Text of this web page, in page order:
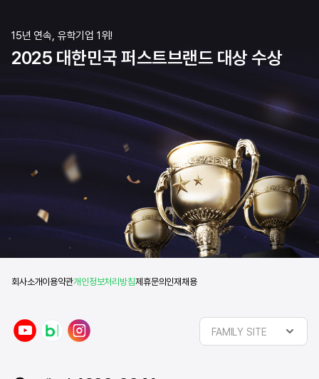
15년 연속, 유학기업 1위!
2025 대한민국 퍼스트브랜드 대상 수상
회사소개이용약관개인정보처리방침제휴문의 인재채용
n
a
FAMILY SITE